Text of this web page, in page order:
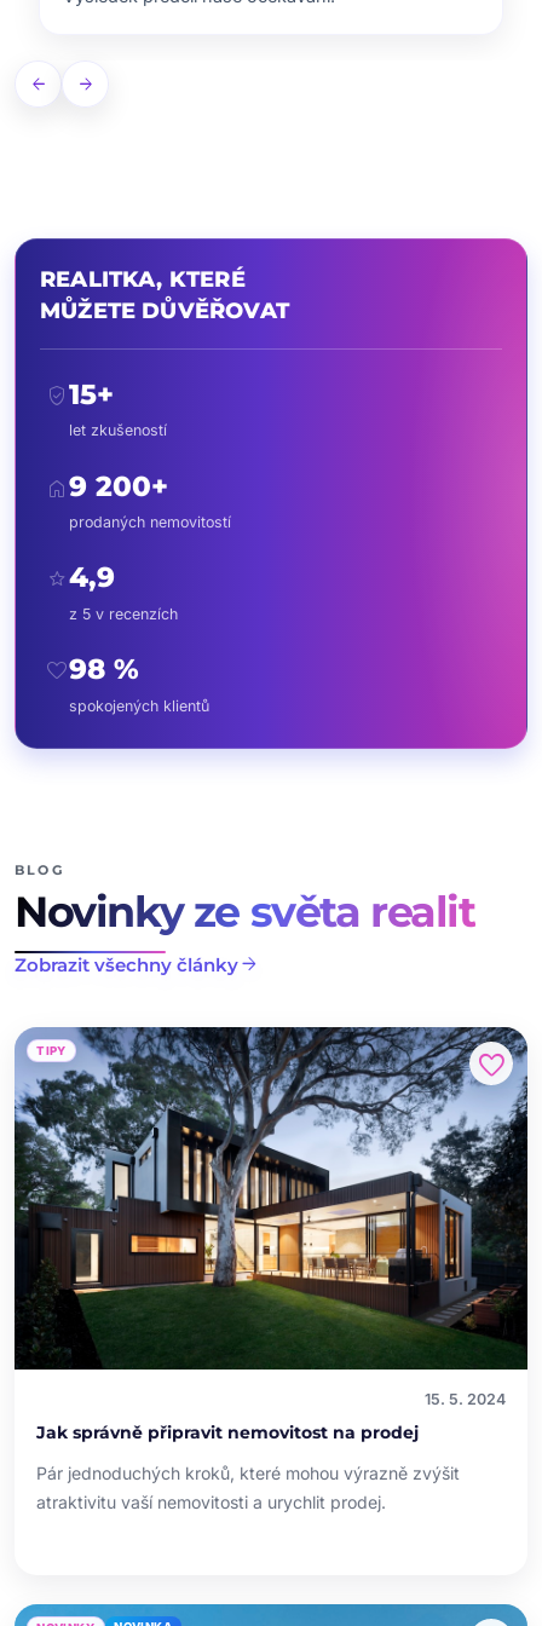
arrow_back arrow_forward
REALITKA, KTERÉ
MŮŽETE DŮVĚŘOVAT
verified_user15+
let zkušeností
home9 200+
prodaných nemovitostí
star4,9
z 5 v recenzích
favorite98 %
spokojených klientů
BLOG
Novinky ze světa realit
Zobrazit všechny článkyarrow_forward
TIPY favorite
15. 5. 2024
Jak správně připravit nemovitost na prodej
Pár jednoduchých kroků, které mohou výrazně zvýšit
atraktivitu vaší nemovitosti a urychlit prodej.